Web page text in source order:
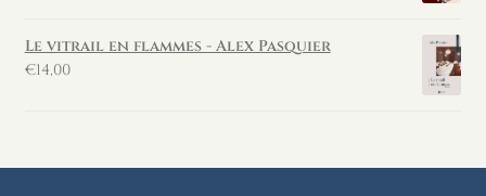
Le vitrail en flammes - Alex Pasquier
€14,00